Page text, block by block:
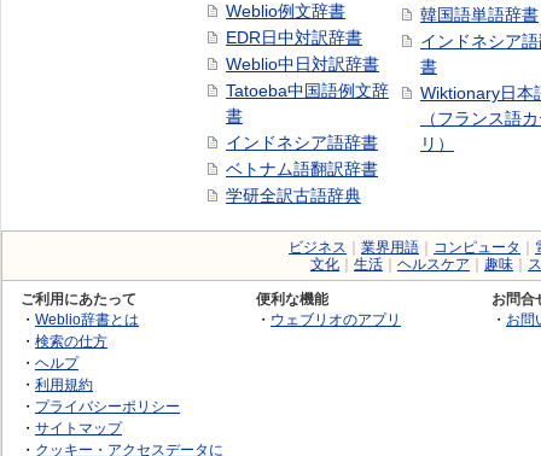
Weblio例文辞書
EDR日中対訳辞書
Weblio中日対訳辞書
Tatoeba中国語例文辞
書
インドネシア語辞書
ベトナム語翻訳辞書
学研全訳古語辞典
韓国語単語辞書
インドネシア
書
Wiktionary日本
（フランス語
リ）
ビジネス 業界用語 コンピュータ
文化
生活 ヘルスケア 趣味
ご利用にあたって
・ Weblio辞書とは
・ 検索の仕方
・ ヘルプ
・ 利用規約
・ プライバシーポリシー
・ サイトマップ
・ クッキー・アクセスデータに
便利な機能
・ ウェブリオのアプリ
お問合
・ お問